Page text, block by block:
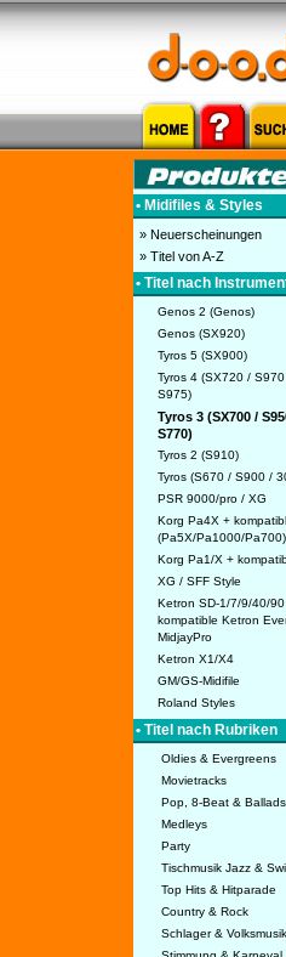
• Midifiles & Styles
» Neuerscheinungen
» Titel von A-Z
• Titel nach
Genos 2 (Genos)
Genos (SX920)
Tyros 5 (SX900)
Tyros 4 (SX720 /
S975)
Tyros 3 (SX700 /
S770)
Tyros 2 (S910)
Tyros (S670 / S900 /
PSR 9000/pro / XG
Korg Pa4X +
(Pa5X/Pa1000/Pa700)
Korg Pa1/X +
XG / SFF Style
Ketron SD-1/7/9/40/
kompatible Ketron
MidjayPro
Ketron X1/X4
GM/GS-Midifile
Roland Styles
• Titel nach Rubriken
Oldies & Evergreens
Movietracks
Pop, 8-Beat & Ballads
Medleys
Party
Tischmusik Jazz &
Top Hits & Hitparade
Country & Rock
Schlager & Volksmusik